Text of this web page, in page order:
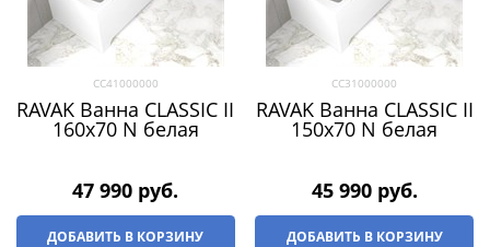
CC41000000
RAVAK Ванна CLASSIC II
160x70 N белая
47 990 руб.
ДОБАВИТЬ В КОРЗИНУ
CC31000000
RAVAK Ванна CLASSIC II
150x70 N белая
45 990 руб.
ДОБАВИТЬ В КОРЗИНУ